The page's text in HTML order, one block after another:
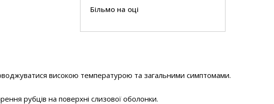
Більмо на оці
високою температурою та загальними симптомами.
рубців на поверхні слизової оболонки.